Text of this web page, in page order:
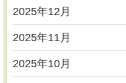
2025年12月
2025年11月
2025年10月